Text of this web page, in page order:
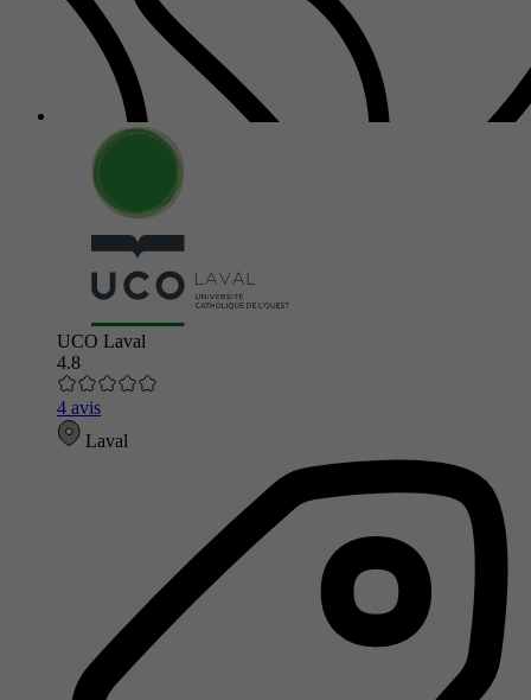
UCO Laval
4.8
4 avis
Laval